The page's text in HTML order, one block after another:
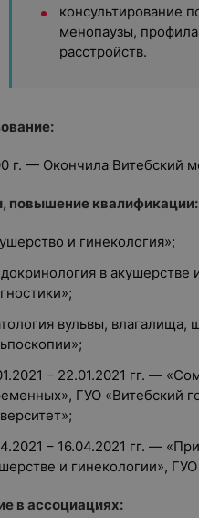
консультирование
менопаузы,
расстройств.
г. — Окончила Витебский
повышение квалификации:
и гинекология»;
в акушерстве
вульвы, влагалища,
– 22.01.2021 гг. —
ГУО «Витебский
– 16.04.2021 гг. —
и гинекологии»,
в ассоциациях: